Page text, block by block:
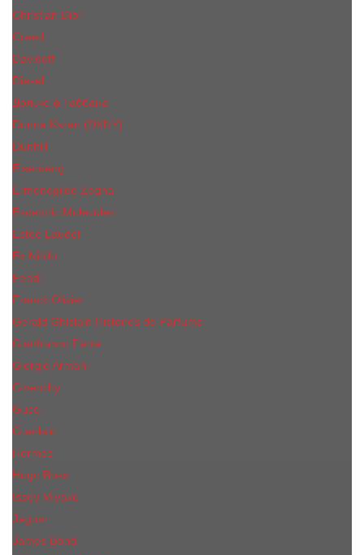
Christian Dior
Creed
Davidoff
Diesel
Дольче & Габбана
Donna Karan (DKNY)
Dunhill
Eisenberg
Ermenegildo Zegna
Escentric Molecules
Еsteе Lаudеr
Ex Nihilo
Fendi
Franck Olivier
Gerald Ghislain Histoires de Parfums
Gianfranco Ferre
Giorgio Armani
Givenchy
Gucci
Guerlain
Hermes
Hugo Boss
Issey Miyake
Jaguar
James Bond